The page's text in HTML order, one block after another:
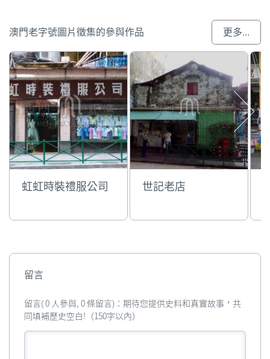
澳門老字號圖片徵集的參與作品 更多...
虹虹時裝禮服公司 世記老店
留言
留言( 0 人參與, 0 條留言)：期待您提供史料和真實故事，共
同填補歷史空白!（150字以內）